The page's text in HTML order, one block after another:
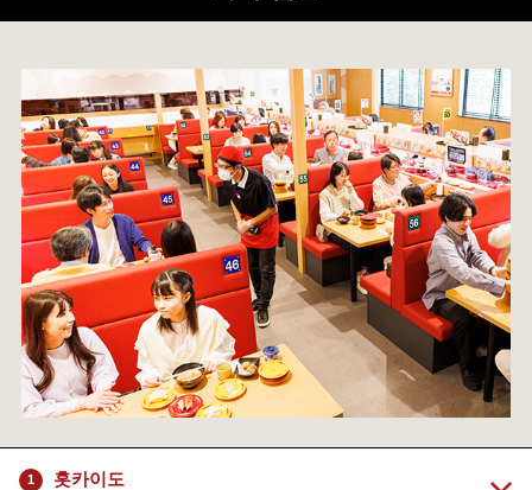
1 홋카이도